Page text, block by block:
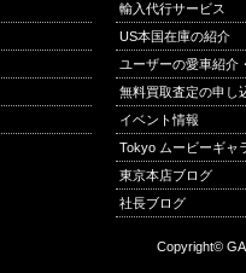
輸入代行サービス
US本国在庫の紹介
ユーザーの愛車紹介
無料買取査定の申し
イベント情報
Tokyo ムービーギャ
東京本店ブログ
社長ブログ
Copyright©